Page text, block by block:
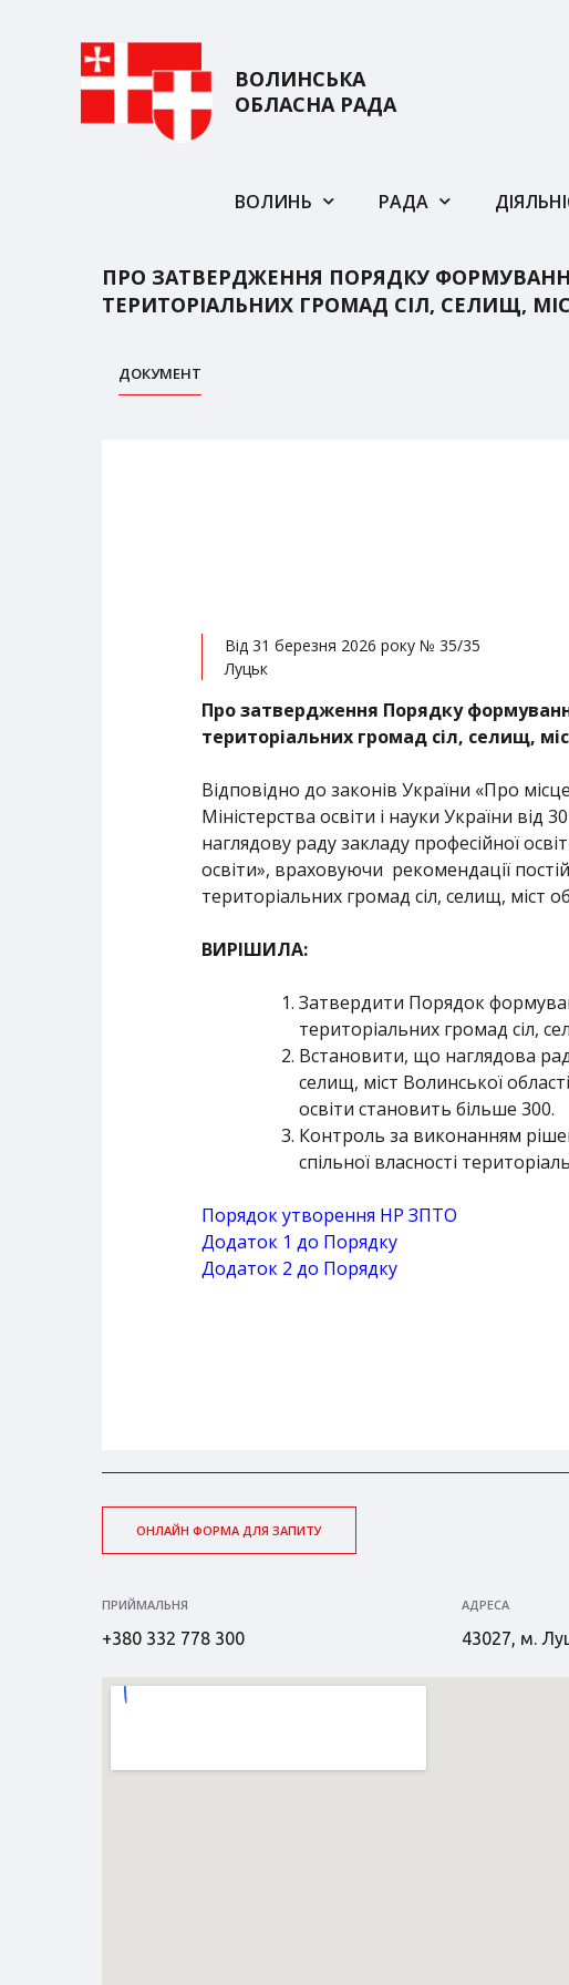
ВОЛИНСЬКА
ОБЛАСНА РАДА
ВОЛИНЬ РАДА
ПРО ЗАТВЕРДЖЕННЯ ПОРЯДКУ
ТЕРИТОРІАЛЬНИХ ГРОМАД СІЛ, СЕЛИЩ,
ДОКУМЕНТ
Від 31 березня 2026 року № 35/35
Луцьк
Про затвердження Порядку
територіальних громад сіл, селищ,
Відповідно до законів України «Про
Міністерства освіти і науки України
наглядову раду закладу професійної
освіти», враховуючи рекомендації
територіальних громад сіл, селищ, міст
ВИРІШИЛА:
Затвердити Порядок
територіальних громад сіл,
Встановити, що наглядова
селищ, міст Волинської
освіти становить більше 300.
Контроль за виконанням
спільної власності
Порядок утворення НР ЗПТО
Додаток 1 до Порядку
Додаток 2 до Порядку
ОНЛАЙН ФОРМА ДЛЯ ЗАПИТУ
ПРИЙМАЛЬНЯ
+380 332 778 300
АДРЕСА
43027, м.